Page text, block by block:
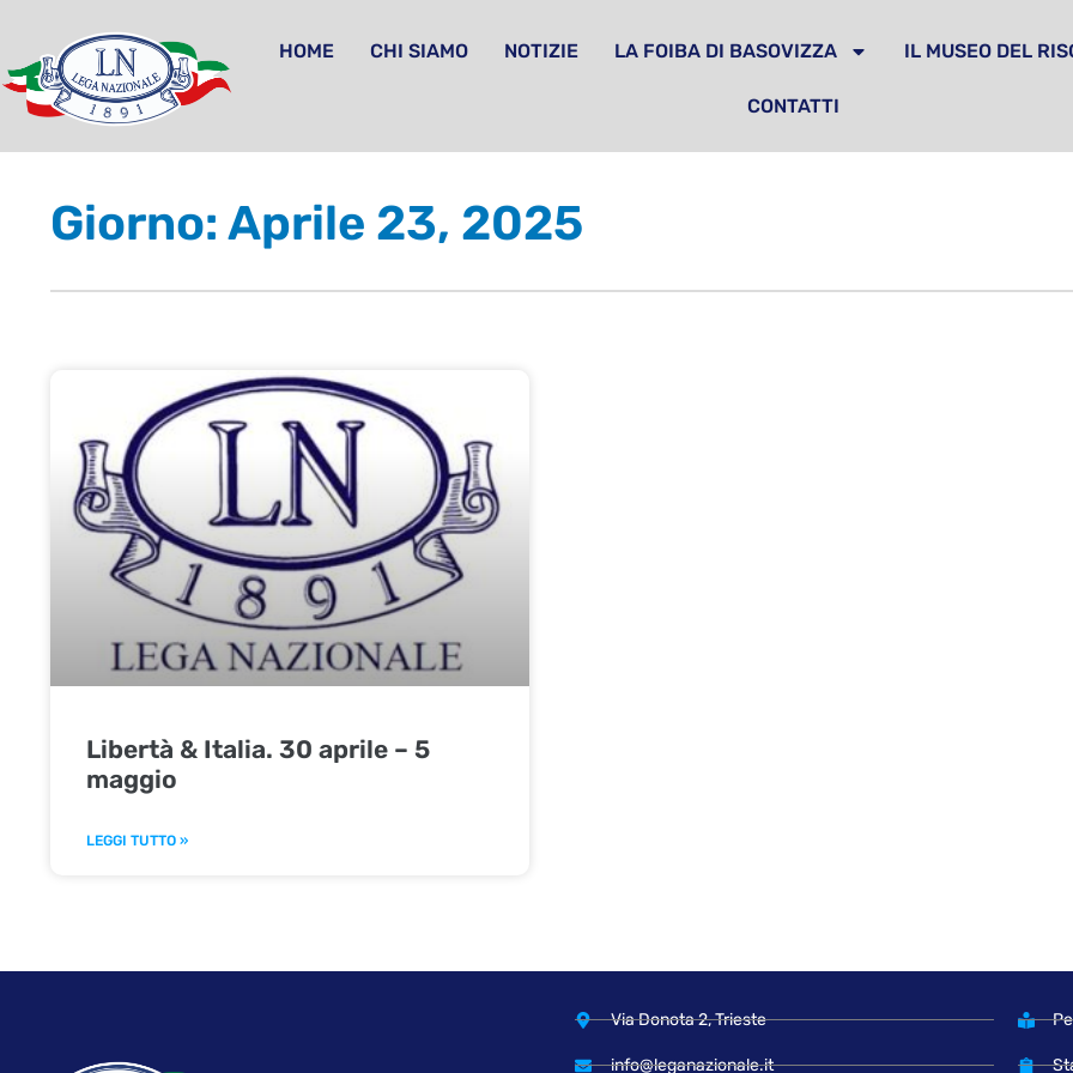
HOME CHI SIAMO NOTIZIE LA FOIBA DI BASOVIZZA IL MUSEO DEL
CONTATTI
Giorno: Aprile 23, 2025
Libertà & Italia. 30 aprile – 5
maggio
LEGGI TUTTO »
Via Donota 2, Trieste
info@leganazionale.it